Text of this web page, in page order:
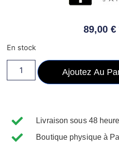
89,00 €
En stock
Ajoutez Au
Livraison sous 48
Boutique physique à